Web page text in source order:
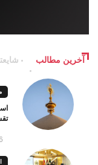
آخرین مطالب